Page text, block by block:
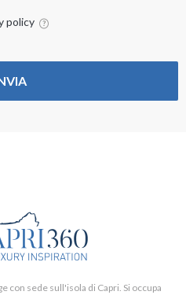
policy
con sede sull'isola di Capri. Si occupa